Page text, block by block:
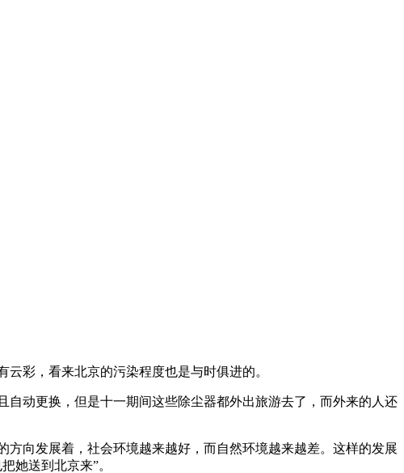
彩，看来北京的污染程度也是与时俱进的。
动更换，但是十一期间这些除尘器都外出旅游去了，而外来的人还
向发展着，社会环境越来越好，而自然环境越来越差。这样的发展
她送到北京来”。